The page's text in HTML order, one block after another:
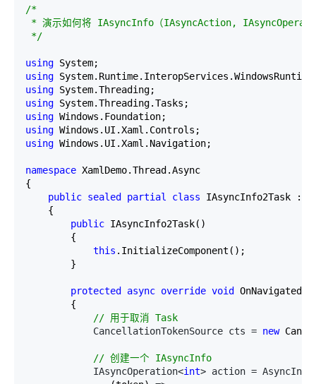
/*
* 演示如何将 IAsyncInfo（IAsyncAction,
*/
using
using
using
using
using
using
using Windows.UI.Xaml.Navigation;
namespace XamlDemo.Thread.Async
{
public sealed partial class IAsyncInfo2Task :
    {
public IAsyncInfo2Task()
        {
this .InitializeComponent();
        }
protected async override void
        {
// 用于取消 Task
            CancellationTokenSource cts =
new
// 创建一个 IAsyncInfo
            IAsyncOperation<
int> action =